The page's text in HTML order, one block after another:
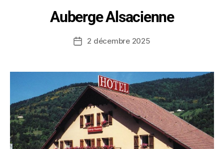
Auberge Alsacienne
2 décembre 2025